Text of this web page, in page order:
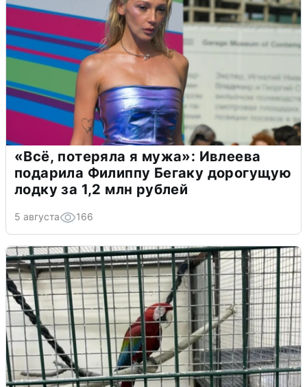
«Всё, потеряла я мужа»: Ивлеева
подарила Филиппу Бегаку дорогущую
лодку за 1,2 млн рублей
5 августа 166